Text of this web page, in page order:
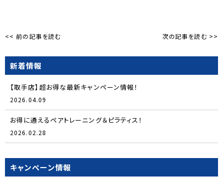
<< 前の記事を読む 次の記事を読む >>
新着情報
【取手店】超お得な最新キャンペーン情報！
2026.04.09
お得に通えるペアトレーニング＆ピラティス！
2026.02.28
キャンペーン情報